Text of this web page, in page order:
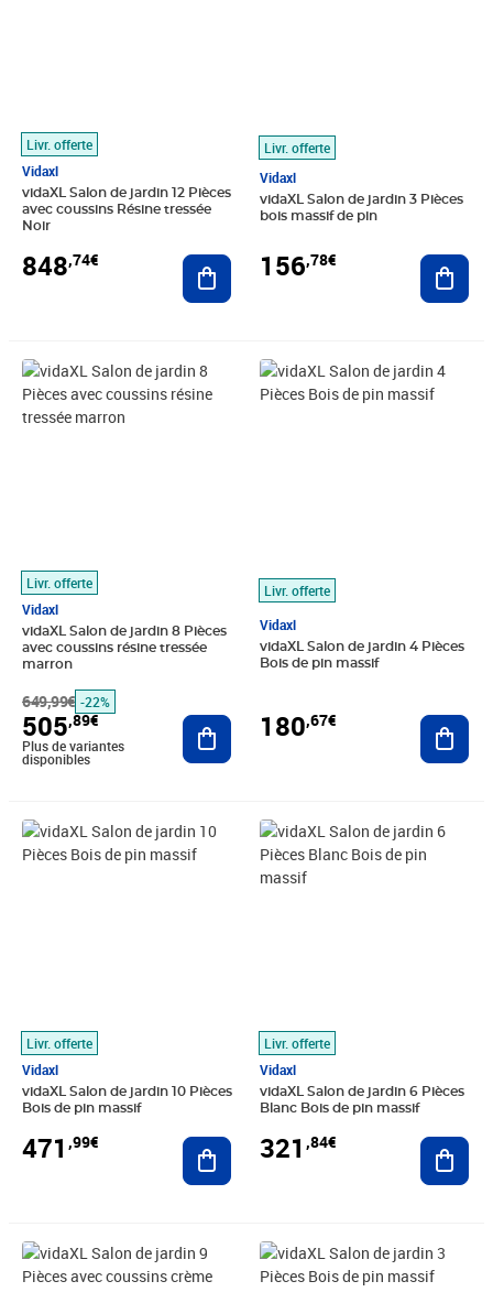
Livr. offerte
Vidaxl
vidaXL Salon de jardin 12 Pièces
avec coussins Résine tressée
Noir
848,74€ Ajouter au panier
Livr. offerte
Vidaxl
vidaXL Salon de jardin 3 Pièces
bois massif de pin
156,78€
Livr. offerte
Vidaxl
vidaXL Salon de jardin 8 Pièces
avec coussins résine tressée
marron
649,99€
Prix barré 649,99€
-22%
505,89€
Prix 505,89€
Plus de variantes
disponibles
Ajouter au panier
Livr. offerte
Vidaxl
vidaXL Salon de jardin 4 Pièces
Bois de pin massif
180,67€
Prix 180,67€
Livr. offerte
Vidaxl
vidaXL Salon de jardin 10 Pièces
Bois de pin massif
471 ,99€
Prix 471,99€
Ajouter au panier
Livr. offerte
Vidaxl
vidaXL Salon de jardin 6 Pièces
Blanc Bois de pin massif
321 ,84€
Prix 321,84€
Prix barré 662,99€
Prix 605,83€ Prix 173,97€